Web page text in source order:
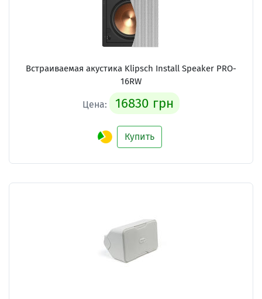
Встраиваемая акустика Klipsch Install Speaker PRO-
16RW
Цена: 16830 грн
Купить